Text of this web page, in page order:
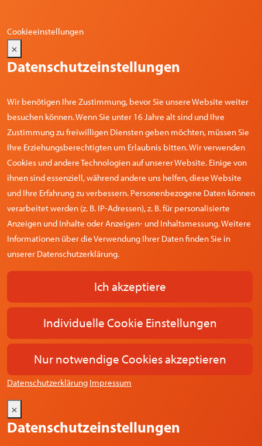
Cookieeinstellungen
×
Datenschutzeinstellungen
Wir benötigen Ihre Zustimmung, bevor Sie unsere Website weiter
besuchen können. Wenn Sie unter 16 Jahre alt sind und Ihre
Zustimmung zu freiwilligen Diensten geben möchten, müssen Sie
Ihre Erziehungsberechtigten um Erlaubnis bitten. Wir verwenden
Cookies und andere Technologien auf unserer Website. Einige von
ihnen sind essenziell, während andere uns helfen, diese Website
und Ihre Erfahrung zu verbessern. Personenbezogene Daten können
verarbeitet werden (z. B. IP-Adressen), z. B. für personalisierte
Anzeigen und Inhalte oder Anzeigen- und Inhaltsmessung. Weitere
Informationen über die Verwendung Ihrer Daten finden Sie in
unserer Datenschutzerklärung.
Ich akzeptiere
Individuelle Cookie Einstellungen
Nur notwendige Cookies akzeptieren
Datenschutzerklärung Impressum
×
Datenschutzeinstellungen